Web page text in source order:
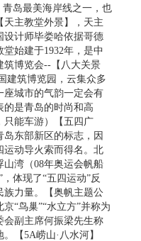
岛最美海岸线之一，也
主教堂外景】，天主
设计师毕娄哈依据哥德
始建于1932年，是中
筑博览会--【八大关景
建筑博览园，云集众多
座城市的气韵一定会有
的是青岛的时尚和高
只能车游）【五四广
岛东部新区的标志，因
运动导火索而得名。北
湾（08年奥运会帆船
体现了“五四运动”反
族力量。【奥帆主题公
“鸟巢”“水立方”并称为
会副主席何振梁先生称
【5A崂山·八水河】